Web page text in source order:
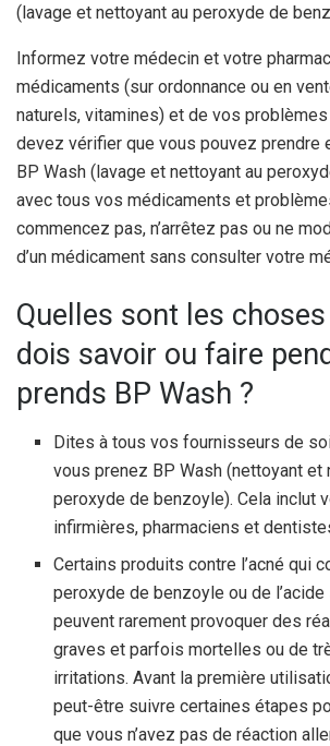
(lavage et nettoyant au peroxyde de
Informez votre médecin et votre
médicaments (sur ordonnance ou en
naturels, vitamines) et de vos
devez vérifier que vous pouvez prendre
BP Wash (lavage et nettoyant au
avec tous vos médicaments et
commencez pas, n’arrêtez pas ou ne
d’un médicament sans consulter votre
Quelles sont les
dois savoir ou faire
prends BP Wash ?
Dites à tous vos fournisseurs de
vous prenez BP Wash (nettoyant et
peroxyde de benzoyle). Cela inclut
infirmières, pharmaciens et
Certains produits contre l’acné qui
peroxyde de benzoyle ou de
peuvent rarement provoquer des
graves et parfois mortelles ou de
irritations. Avant la première
peut-être suivre certaines étapes
que vous n’avez pas de réaction